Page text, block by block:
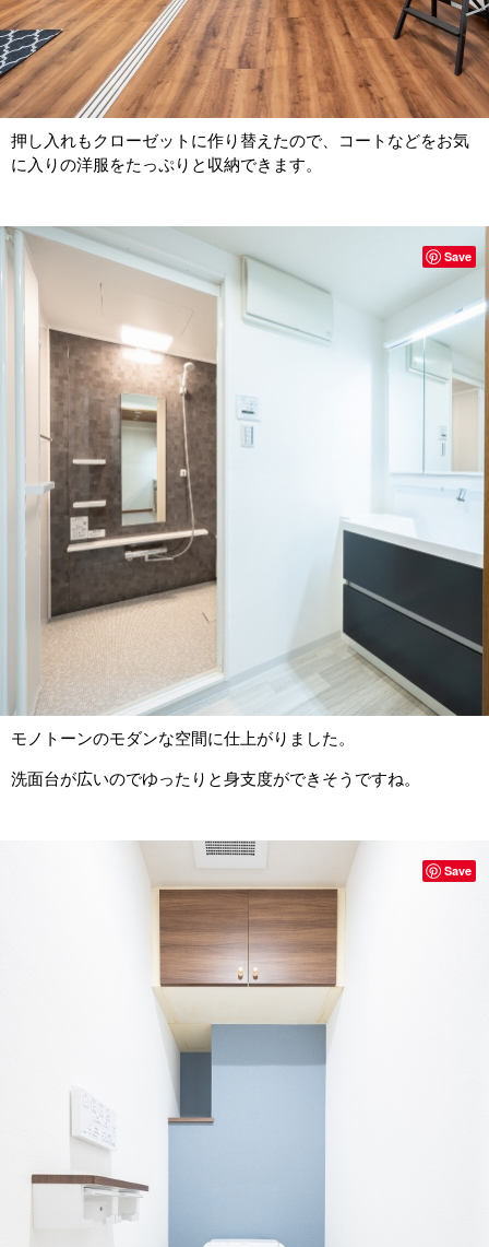
押し入れもクローゼットに作り替えたので、コートなどをお気
に入りの洋服をたっぷりと収納できます。
モノトーンのモダンな空間に仕上がりました。
洗面台が広いのでゆったりと身支度ができそうですね。
Save
Save